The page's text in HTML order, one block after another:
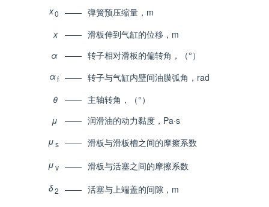
x0 —— 弹簧预压缩量，m
x
—— 滑板伸到气缸的位移，m
α
—— 转子相对滑板的偏转角，（°）
αf —— 转子与气缸内壁间油膜弧角，rad
θ
—— 主轴转角，（°）
μ
—— 润滑油的动力黏度，Pa·s
μs —— 滑板与滑板槽之间的摩擦系数
μv —— 滑板与活塞之间的摩擦系数
δ2 —— 活塞与上端盖的间隙，m